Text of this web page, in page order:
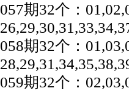
057期32个：
058期32个：
059期32个：